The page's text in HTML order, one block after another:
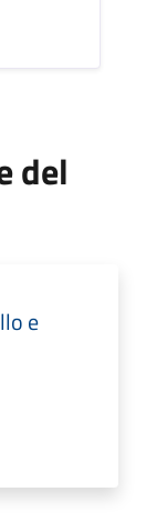
del
e